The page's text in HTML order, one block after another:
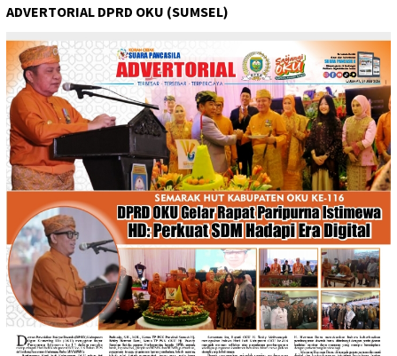
ADVERTORIAL DPRD OKU (SUMSEL)